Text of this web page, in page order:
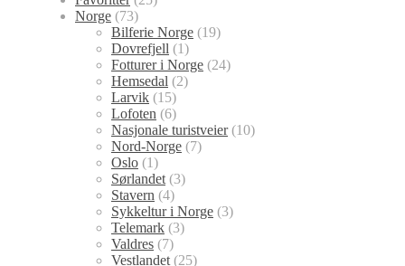
Norge (73)
Bilferie Norge (19)
Dovrefjell (1)
Fotturer i Norge (24)
Hemsedal (2)
Larvik (15)
Lofoten (6)
Nasjonale turistveier(10)
Nord-Norge (7)
Oslo (1)
Sørlandet (3)
Stavern (4)
Sykkeltur i Norge (3)
Telemark (3)
Valdres (7)
Vestlandet (25)